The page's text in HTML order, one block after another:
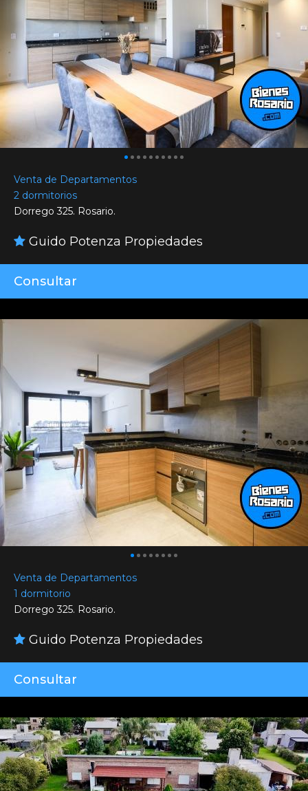
Venta de Departamentos
2 dormitorios
Dorrego 325. Rosario.
Guido Potenza Propiedades
Consultar
Venta de Departamentos
1 dormitorio
Dorrego 325. Rosario.
Guido Potenza Propiedades
Consultar